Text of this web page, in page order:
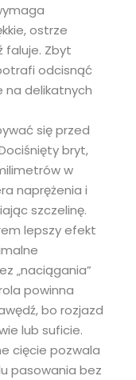
ostrze
faluje. Zbyt
odcisnąć
na delikatnych
się przed
bryt,
w
naprężenia i
szczelinę.
lepszy efekt
„naciągania”
powinna
bo rozjazd
lub suficie.
cięcie pozwala
pasowania bez